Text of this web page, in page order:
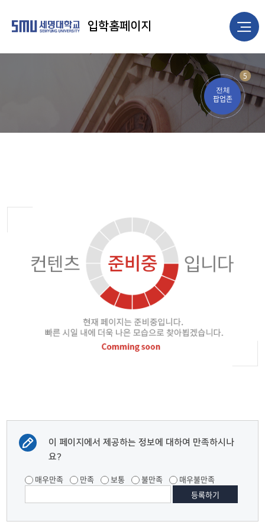
5
전체
팝업존
입학홈페이지
이 페이지에서 제공하는 정보에 대하여 만족하시나
요?
매우만족 만족 보통 불만족 매우불만족